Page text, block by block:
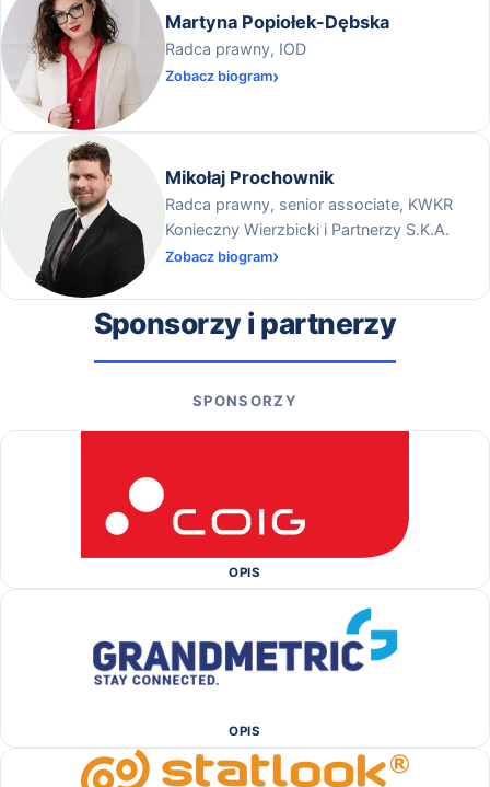
Martyna Popiołek-Dębska
Radca prawny, IOD
Zobacz biogram
Mikołaj Prochownik
Radca prawny, senior associate, KWKR
Konieczny Wierzbicki i Partnerzy S.K.A.
Zobacz biogram
Sponsorzy i partnerzy
SPONSORZY
OPIS
OPIS